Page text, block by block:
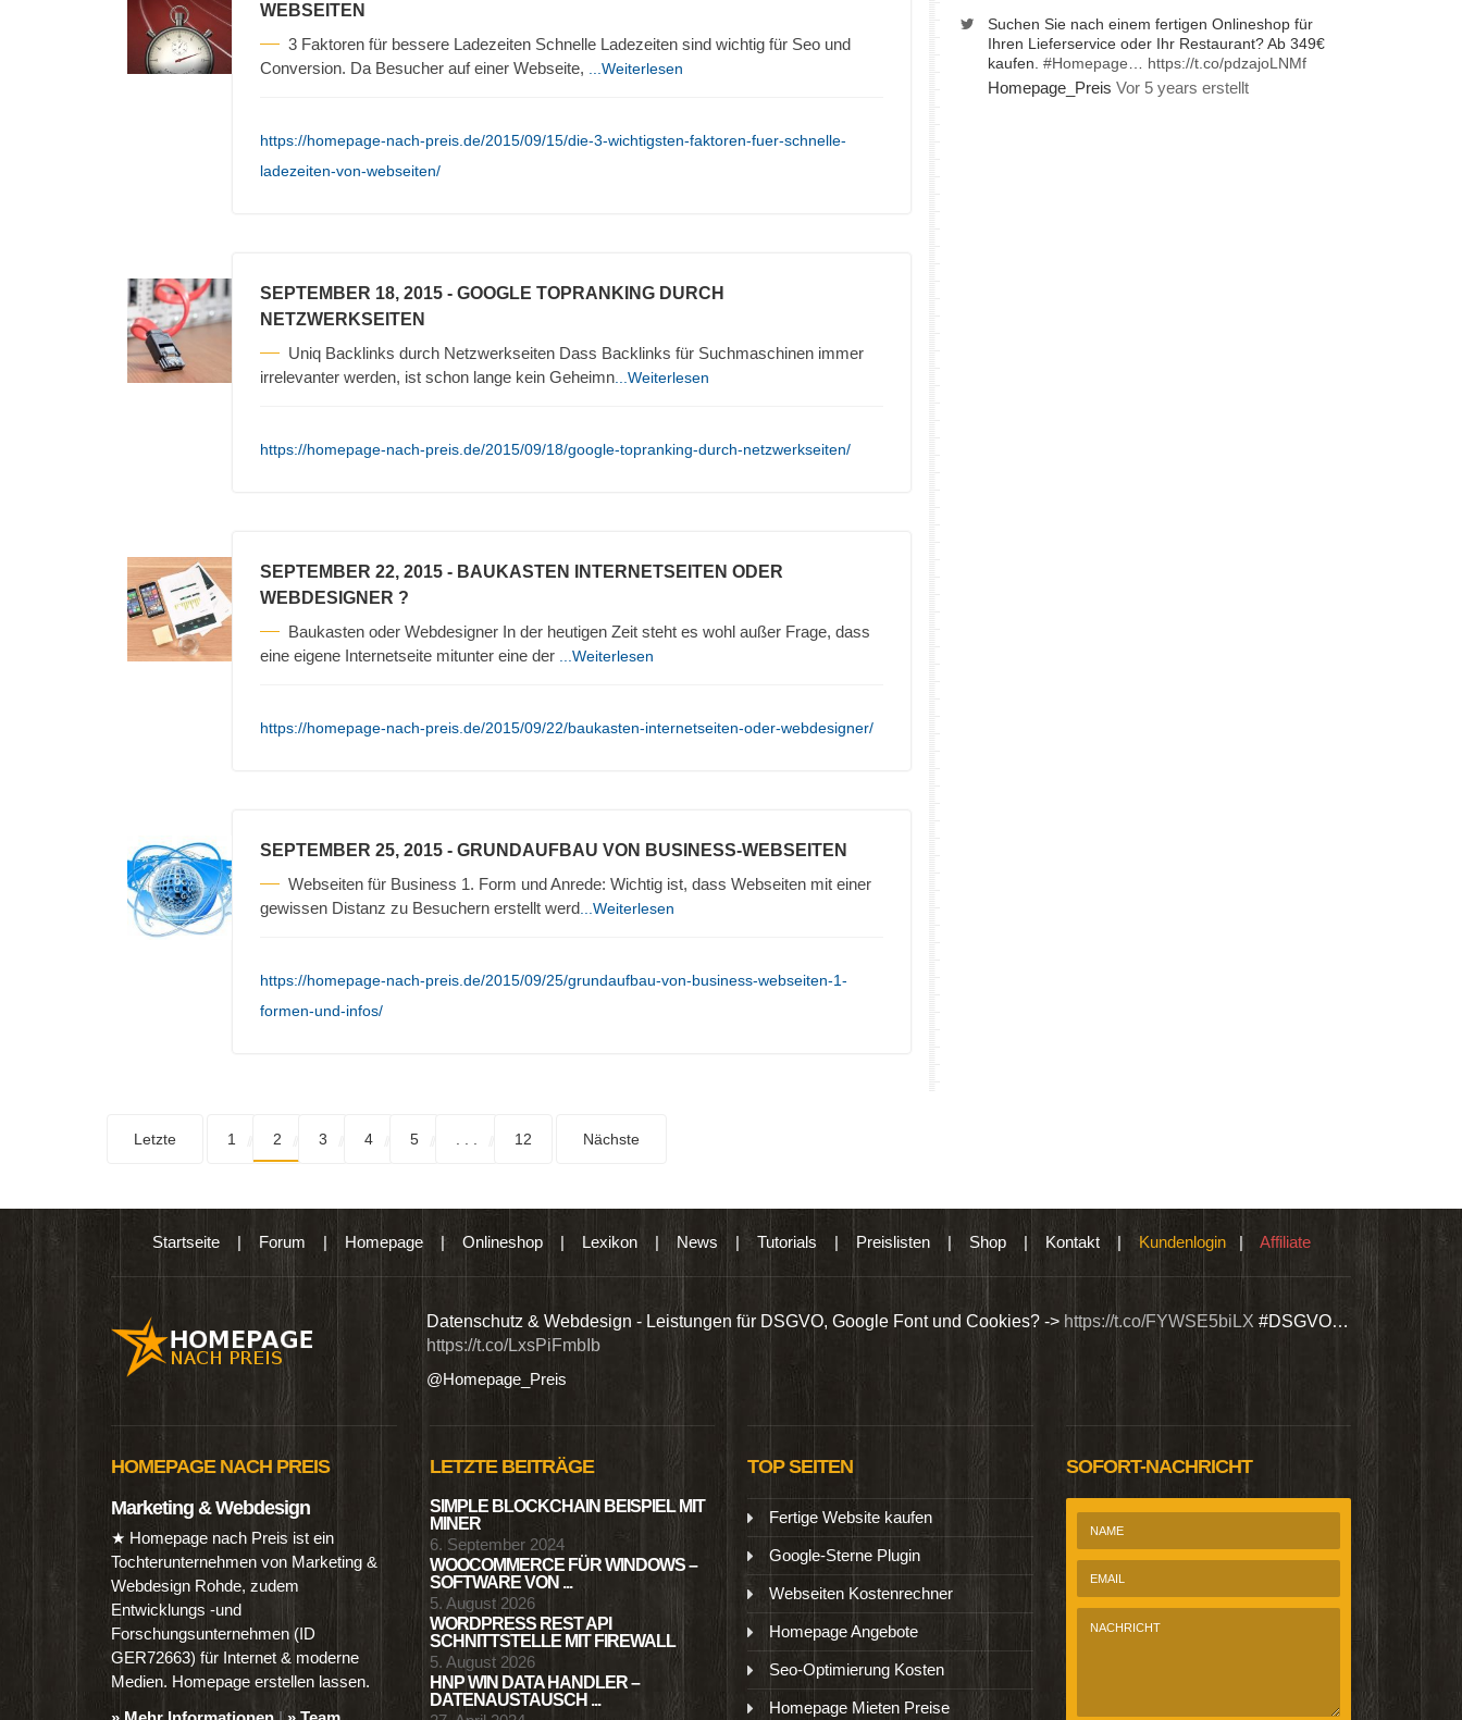
WEBSEITEN
3 Faktoren für bessere Ladezeiten Schnelle Ladezeiten sind wichtig für Seo und
Conversion. Da Besucher auf einer Webseite,
...Weiterlesen
https://homepage-nach-preis.de/2015/09/15/die-3-wichtigsten-faktoren-fuer-schnelle-
ladezeiten-von-webseiten/
SEPTEMBER 18, 2015 - GOOGLE TOPRANKING DURCH
NETZWERKSEITEN
Uniq Backlinks durch Netzwerkseiten Dass Backlinks für Suchmaschinen immer
irrelevanter werden, ist schon lange kein Geheimn ...Weiterlesen
https://homepage-nach-preis.de/2015/09/18/google-topranking-durch-netzwerkseiten/
SEPTEMBER 22, 2015 - BAUKASTEN INTERNETSEITEN ODER
WEBDESIGNER ?
Baukasten oder Webdesigner In der heutigen Zeit steht es wohl außer Frage, dass
eine eigene Internetseite mitunter eine der
...Weiterlesen
https://homepage-nach-preis.de/2015/09/22/baukasten-internetseiten-oder-webdesigner/
SEPTEMBER 25, 2015 - GRUNDAUFBAU VON BUSINESS-WEBSEITEN
Webseiten für Business 1. Form und Anrede: Wichtig ist, dass Webseiten mit einer
gewissen Distanz zu Besuchern erstellt werd ...Weiterlesen
https://homepage-nach-preis.de/2015/09/25/grundaufbau-von-business-webseiten-1-
formen-und-infos/
Letzte 1 2 3 4 5 12 Nächste
Suchen Sie nach einem fertigen Onlineshop für
Ihren Lieferservice oder Ihr Restaurant? Ab 349€
kaufen. #Homepage https://t.co/pdzajoLNMf
Homepage_Preis Vor 5 years erstellt
Startseite| Forum | Homepage| Onlineshop| Lexikon| News | Tutorials | Preislisten| Shop| Kontakt| Kundenlogin| Affiliate
Produkten wie Ebooks & DVDs.… Datenschutz & Webdesign - Leistungen für DSGVO, Google Font und Cookies? -> https://t.co/FYWSE5biLX #DSGVO…
https://t.co/LxsPiFmbIb
@Homepage_Preis
Wir bieten
HOMEPAGE NACH PREIS
Marketing & Webdesign
★ Homepage nach Preis ist ein
Tochterunternehmen von Marketing &
Webdesign Rohde, zudem
Entwicklungs -und
Forschungsunternehmen (ID
GER72663) für Internet & moderne
Medien. Homepage erstellen lassen.
LETZTE BEITRÄGE
SIMPLE BLOCKCHAIN BEISPIEL MIT
MINER
6. September 2024
WOOCOMMERCE FÜR WINDOWS –
SOFTWARE VON ...
5. August 2026
WORDPRESS REST API
SCHNITTSTELLE MIT FIREWALL
5. August 2026
HNP WIN DATA HANDLER –
DATENAUSTAUSCH ...
TOP SEITEN
Fertige Website kaufen
Google-Sterne Plugin
Webseiten Kostenrechner
Homepage Angebote
Seo-Optimierung Kosten
Homepage Mieten Preise
SOFORT-NACHRICHT